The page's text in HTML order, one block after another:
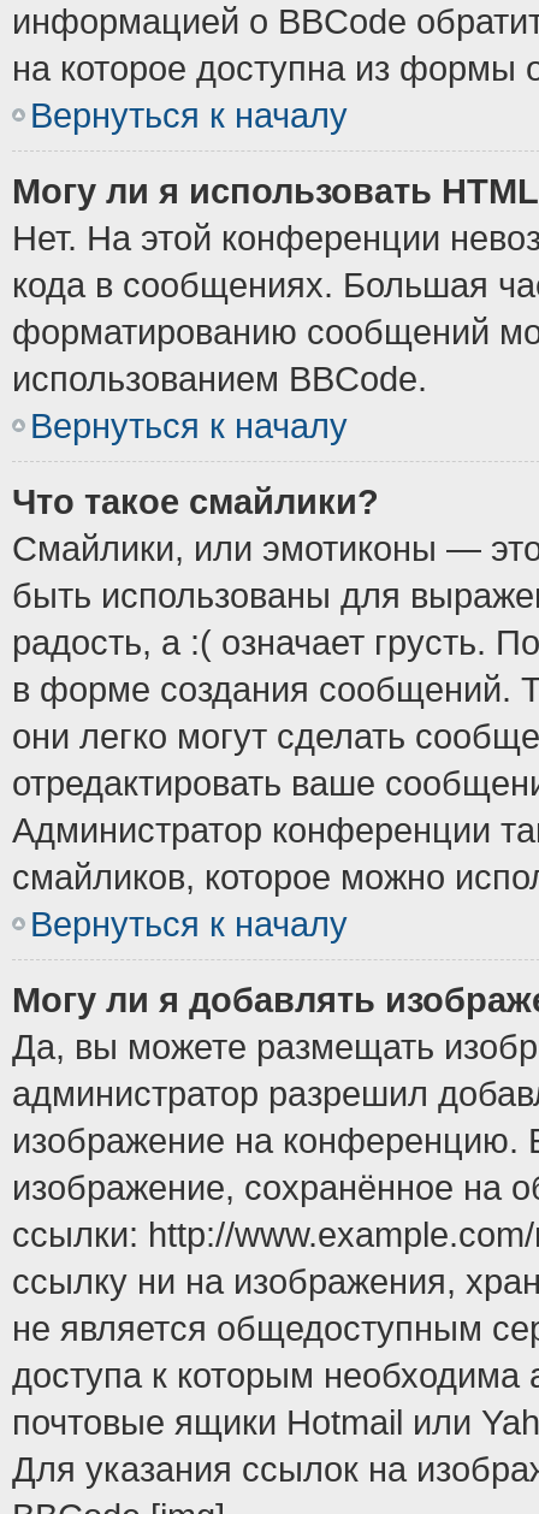
информацией о BBCode
на которое доступна из формы
Вернуться к началу
Могу ли я использовать
Нет. На этой конференции
кода в сообщениях. Большая
форматированию сообщений
использованием BBCode.
Вернуться к началу
Что такое смайлики?
Смайлики, или эмотиконы —
быть использованы для
радость, а :( означает грусть.
в форме создания сообщений.
они легко могут сделать
отредактировать ваше
Администратор конференции
смайликов, которое можно
Вернуться к началу
Могу ли я добавлять
Да, вы можете размещать
администратор разрешил
изображение на конференцию.
изображение, сохранённое на
ссылки: http://
ссылку ни на изображения,
не является общедоступным
доступа к которым
почтовые ящики Hotmail или
Для указания ссылок на